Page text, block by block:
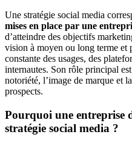
Une stratégie social media
mises en place par une
d’atteindre des objectifs
vision à moyen ou long terme et
constante des usages, des
internautes. Son rôle principal
notoriété, l’image de marque et
prospects.
Pourquoi une entreprise
stratégie social media ?